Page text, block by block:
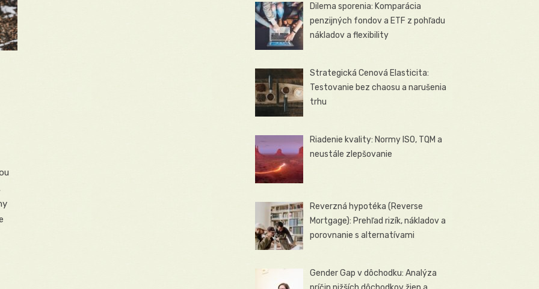
Dilema sporenia: Komparácia
penzijných fondov a ETF z pohľadu
nákladov a flexibility
Strategická Cenová Elasticita:
Testovanie bez chaosu a narušenia
trhu
Riadenie kvality: Normy ISO, TQM a
neustále zlepšovanie
Reverzná hypotéka (Reverse
Mortgage): Prehľad rizík, nákladov a
porovnanie s alternatívami
Gender Gap v dôchodku: Analýza